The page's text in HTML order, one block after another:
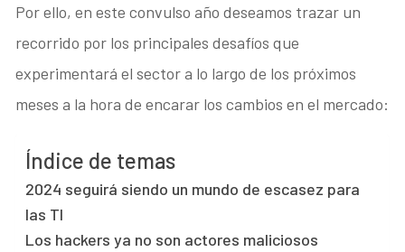
Por ello, en este convulso año deseamos trazar un
recorrido por los principales desafíos que
experimentará el sector a lo largo de los próximos
meses a la hora de encarar los cambios en el mercado:
Índice de temas
2024 seguirá siendo un mundo de escasez para
las TI
Los hackers ya no son actores maliciosos